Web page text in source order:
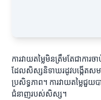
ការវាយតម្លៃមិនត្រឹមតែជាការ
ដែលសិស្សនិទាឃរដូវបង្កើតស
ប្រសិទ្ធភាព។ ការវាយតម្លៃ
ជំនាញរបស់សិស្ស។